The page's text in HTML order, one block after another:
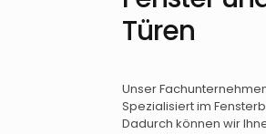
Türen
Unser
Spezialisiert im
Dadurch können wir